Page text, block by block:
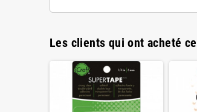
Les clients qui ont acheté